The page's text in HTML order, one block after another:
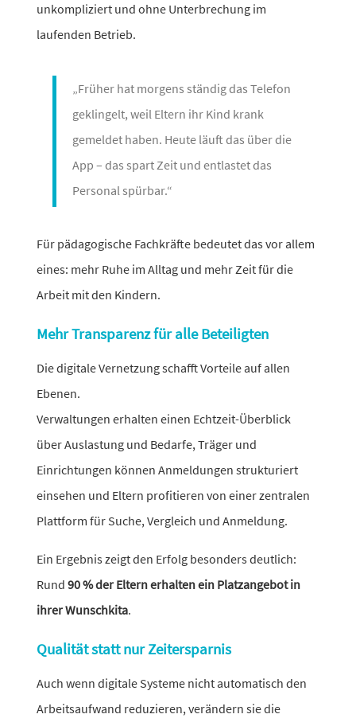
unkom­pli­ziert und ohne Unterbrechung im
laufenden Betrieb.
„Früher hat morgens ständig das Telefon
geklin­gelt, weil Eltern ihr Kind krank
gemeldet haben. Heute läuft das über die
App – das spart Zeit und entlastet das
Personal spürbar.“
Für pädago­gi­sche Fachkräfte bedeutet das vor allem
eines: mehr Ruhe im Alltag und mehr Zeit für die
Arbeit mit den Kindern.
Mehr Transparenz für alle Beteiligten
Die digi­tale Vernetzung schafft Vorteile auf allen
Ebenen.
Verwaltungen erhalten einen Echtzeit-Überblick
über Auslastung und Bedarfe, Träger und
Einrichtungen können Anmeldungen struk­tu­riert
einsehen und Eltern profi­tieren von einer zentralen
Plattform für Suche, Vergleich und Anmeldung.
Ein Ergebnis zeigt den Erfolg beson­ders deut­lich:
Rund 90 % der Eltern erhalten ein Platzangebot in
ihrer Wunschkita.
Qualität statt nur Zeitersparnis
Auch wenn digi­tale Systeme nicht auto­ma­tisch den
Arbeitsaufwand redu­zieren, verän­dern sie die